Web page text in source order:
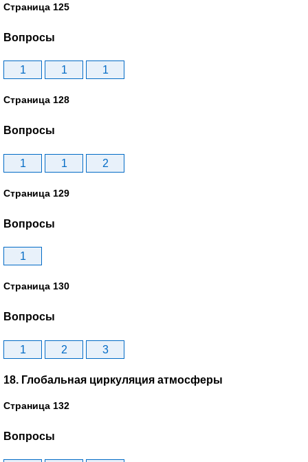
Страница 125
Вопросы
1 1 1
Страница 128
Вопросы
1 1 2
Страница 129
Вопросы
1
Страница 130
Вопросы
1 2 3
18. Глобальная циркуляция атмосферы
Страница 132
Вопросы